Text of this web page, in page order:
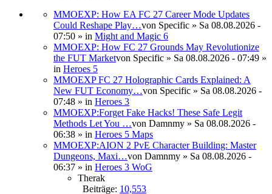
MMOEXP: How EA FC 27 Career Mode Updates
Could Reshape Play…von Specific » Sa 08.08.2026 -
07:50 » in Might and Magic 6
MMOEXP: How FC 27 Grounds May Revolutionize
the FUT Marketvon Specific » Sa 08.08.2026 - 07:49 »
in Heroes 5
MMOEXP FC 27 Holographic Cards Explained: A
New FUT Economy…von Specific » Sa 08.08.2026 -
07:48 » in Heroes 3
MMOEXP:Forget Fake Hacks! These Safe Legit
Methods Let You …von Damnmy » Sa 08.08.2026 -
06:38 » in Heroes 5 Maps
MMOEXP:AION 2 PvE Character Building: Master
Dungeons, Maxi…von Damnmy » Sa 08.08.2026 -
06:37 » in Heroes 3 WoG
Therak
Beiträge: 10,553